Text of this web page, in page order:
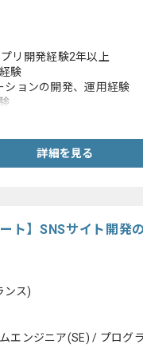
リ開発経験2年以上
験
ションの開発、運用経験
詳細を見る
ト】SNSサイト開発
ンス)
エンジニア(SE) / プログ